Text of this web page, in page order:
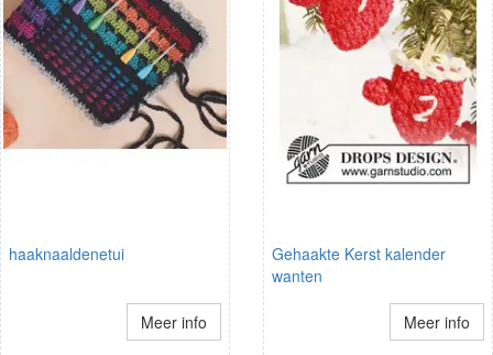
haaknaaldenetui
Meer info
Gehaakte Kerst kalender
wanten
Meer info